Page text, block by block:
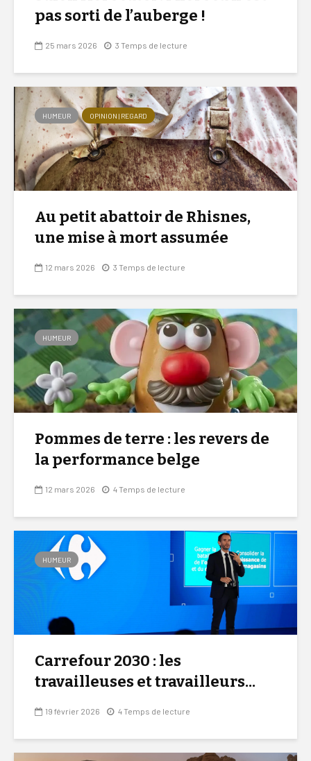
pas sorti de l’auberge !
25 mars 2026 3 Temps de lecture
HUMEUR OPINION | REGARD
Au petit abattoir de Rhisnes,
une mise à mort assumée
12 mars 2026 3 Temps de lecture
HUMEUR
Pommes de terre : les revers de
la performance belge
12 mars 2026 4 Temps de lecture
HUMEUR
Carrefour 2030 : les
travailleuses et travailleurs...
19 février 2026 4 Temps de lecture